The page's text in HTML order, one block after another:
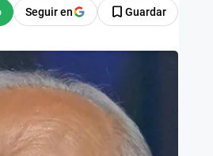
Seguir en Guardar